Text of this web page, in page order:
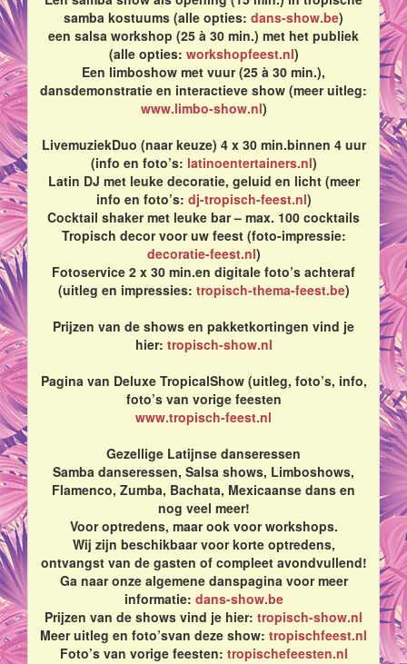
samba kostuums (alle opties: dans-show.be)
een salsa workshop (25 à 30 min.) met het publiek
(alle opties: workshopfeest.nl)
Een limboshow met vuur (25 à 30 min.),
dansdemonstratie en interactieve show (meer uitleg:
www.limbo-show.nl)
LivemuziekDuo (naar keuze) 4 x 30 min.binnen 4 uur
(info en foto’s: latinoentertainers.nl)
Latin DJ met leuke decoratie, geluid en licht (meer
info en foto’s: dj-tropisch-feest.nl)
Cocktail shaker met leuke bar – max. 100 cocktails
Tropisch decor voor uw feest (foto-impressie:
decoratie-feest.nl)
Fotoservice 2 x 30 min.en digitale foto’s achteraf
(uitleg en impressies: tropisch-thema-feest.be)
Prijzen van de shows en pakketkortingen vind je
hier: tropisch-show.nl
Pagina van Deluxe TropicalShow (uitleg, foto’s, info,
foto’s van vorige feesten
www.tropisch-feest.nl
Gezellige Latijnse danseressen
Samba danseressen, Salsa shows, Limboshows,
Flamenco, Zumba, Bachata, Mexicaanse dans en
nog veel meer!
Voor optredens, maar ook voor workshops.
Wij zijn beschikbaar voor korte optredens,
ontvangst van de gasten of compleet avondvullend!
Ga naar onze algemene danspagina voor meer
informatie: dans-show.be
Prijzen van de shows vind je hier: tropisch-show.nl
Meer uitleg en foto’svan deze show: tropischfeest.nl
Foto’s van vorige feesten: tropischefeesten.nl